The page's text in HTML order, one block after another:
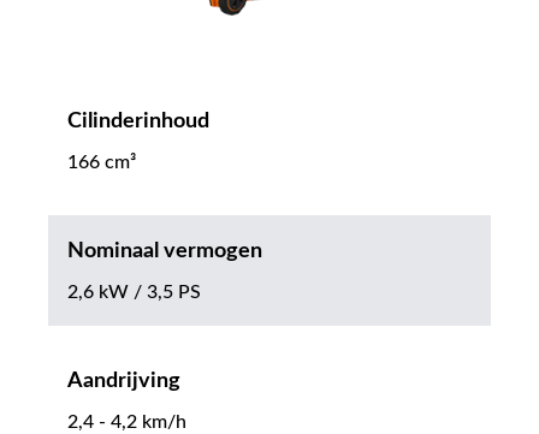
Cilinderinhoud
166 cm³
Nominaal vermogen
2,6 kW / 3,5 PS
Aandrijving
2,4 - 4,2 km/h